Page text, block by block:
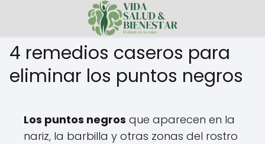
4 remedios caseros para
eliminar los puntos negros
Los puntos negros que aparecen en la
nariz, la barbilla y otras zonas del rostro